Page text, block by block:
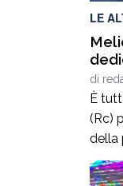
LE
di
È
(Rc)
della
terrà
delle